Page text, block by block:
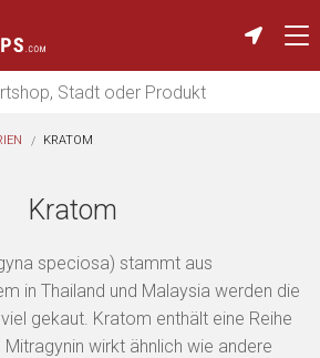
KRATOM
Kratom
speciosa) stammt aus
in Thailand und Malaysia werden die
gekaut. Kratom enthält eine Reihe
wirkt ähnlich wie andere